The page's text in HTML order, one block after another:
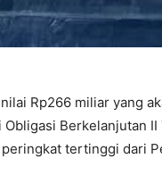
Rp266 miliar yang
Berkelanjutan
tertinggi dari